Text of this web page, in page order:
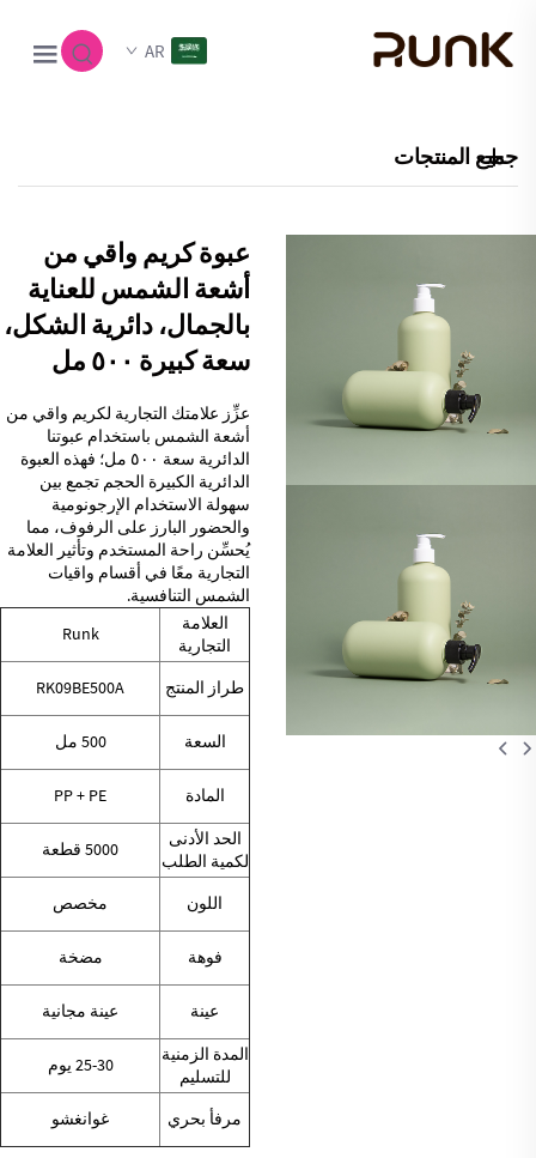
AR
جميع المنتجات
عبوة كريم واقي من
أشعة الشمس للعناية
بالجمال، دائرية الشكل،
سعة كبيرة ٥٠٠ مل
عزِّز علامتك التجارية لكريم واقي من
أشعة الشمس باستخدام عبوتنا
الدائرية سعة ٥٠٠ مل؛ فهذه العبوة
الدائرية الكبيرة الحجم تجمع بين
سهولة الاستخدام الإرجونومية
والحضور البارز على الرفوف، مما
يُحسِّن راحة المستخدم وتأثير العلامة
التجارية معًا في أقسام واقيات
الشمس التنافسية.
العلامة
التجارية
Runk
طراز المنتج RK09BE500A
السعة 500 مل
المادة
PP + PE
الحد الأدنى
لكمية الطلب
5000 قطعة
اللون مخصص
فوهة مضخة
عينة
عينة مجانية
المدة الزمنية
للتسليم
25-30 يوم
مرفأ بحري غوانغشو